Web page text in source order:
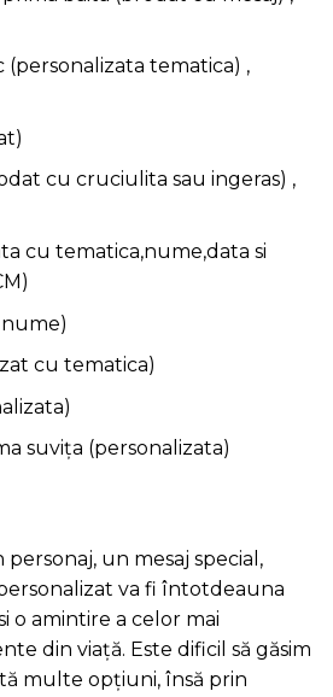
tematica) ,
cu cruciulita sau ingeras) ,
cu tematica,nume,data si
cu tematica)
suvița (personalizata)
personaj, un mesaj special,
va fi întotdeauna
o amintire a celor mai
din viață. Este dificil să găsim
multe opțiuni, însă prin